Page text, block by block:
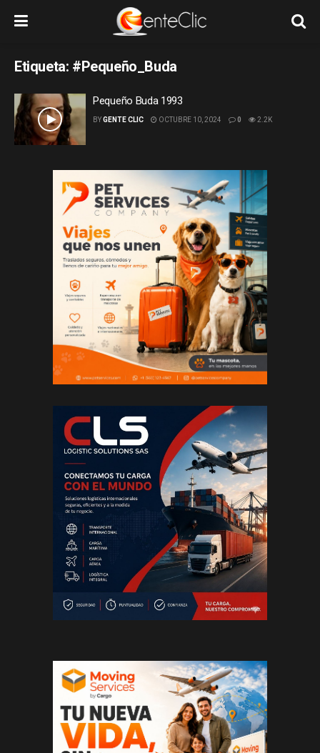
Etiqueta: #Pequeño_Buda
Pequeño Buda 1993
BYGENTE CLIC OCTUBRE 10, 2024 0 2.2K